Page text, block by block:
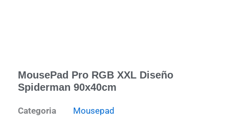
MousePad Pro RGB XXL Diseño
Spiderman 90x40cm
Categoria Mousepad